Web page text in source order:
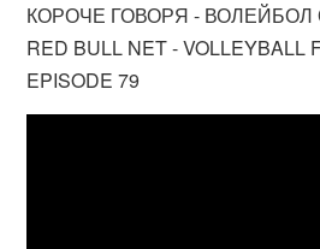
КОРОЧЕ ГОВОРЯ -
RED BULL NET - VOLLEYBALL
EPISODE 79